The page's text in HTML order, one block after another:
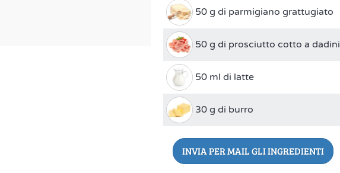
50 g di parmigiano grattugiato
50 g di prosciutto cotto a dadini
50 ml di latte
30 g di burro
INVIA PER MAIL GLI INGREDIENTI